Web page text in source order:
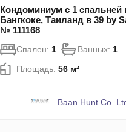
Кондоминиум с 1 спальней
Бангкоке, Таиланд в 39 by
№ 111168
Спален: 1 Ванных: 1
Площадь:56 м²
Baan Hunt Co.